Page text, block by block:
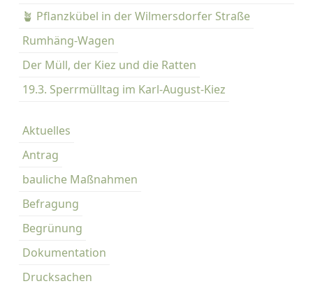
🪴 Pflanzkübel in der Wilmersdorfer Straße
Rumhäng-Wagen
Der Müll, der Kiez und die Ratten
19.3. Sperrmülltag im Karl-August-Kiez
Aktuelles
Antrag
bauliche Maßnahmen
Befragung
Begrünung
Dokumentation
Drucksachen